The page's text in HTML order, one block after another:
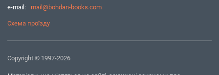
e-mail:
mail@bohdan-books.com
Схема проїзду
Copyright © 1997-2026